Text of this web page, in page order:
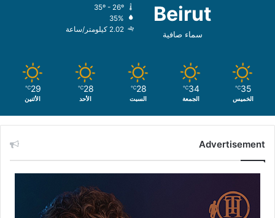
Beirut
سماء صافية
35%
2.02 كيلومتر/ساعة
35
℃
الخميس
34
℃
الجمعة
28
℃
السبت
28
℃
الأحد
29
℃
الأثنين
Advertisement